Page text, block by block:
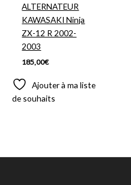
ALTERNATEUR
KAWASAKI Ninja
ZX-12 R 2002-
2003
185,00€
Ajouter à ma liste
de souhaits